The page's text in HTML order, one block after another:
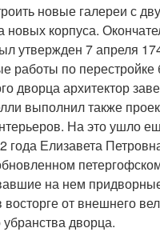
новые галереи с
новых корпуса.
утвержден 7 апреля
работы по перестройке
дворца архитектор
выполнил также
На это ушло
года Елизавета
на нем
восторге от внешнего
убранства дворца.